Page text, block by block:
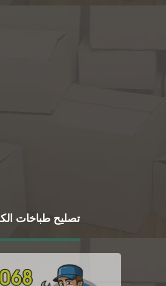
تصليح طباخات